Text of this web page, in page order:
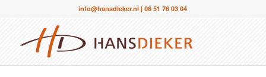
info@hansdieker.nl |06 51 76 03 04